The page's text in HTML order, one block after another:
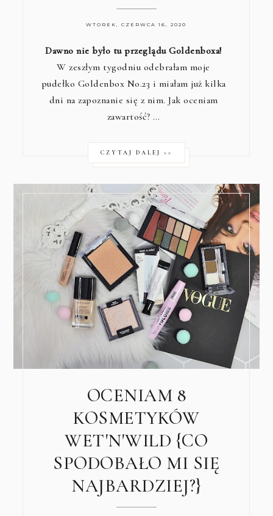
WTOREK, CZERWCA 16, 2020
Dawno nie było tu przeglądu Goldenboxa!
W zeszłym tygodniu odebrałam moje
pudełko Goldenbox No.23 i miałam już kilka
dni na zapoznanie się z nim. Jak oceniam
zawartość? …
CZYTAJ DALEJ >>
OCENIAM 8
KOSMETYKÓW
WET'N'WILD {CO
SPODOBAŁO MI SIĘ
NAJBARDZIEJ?}